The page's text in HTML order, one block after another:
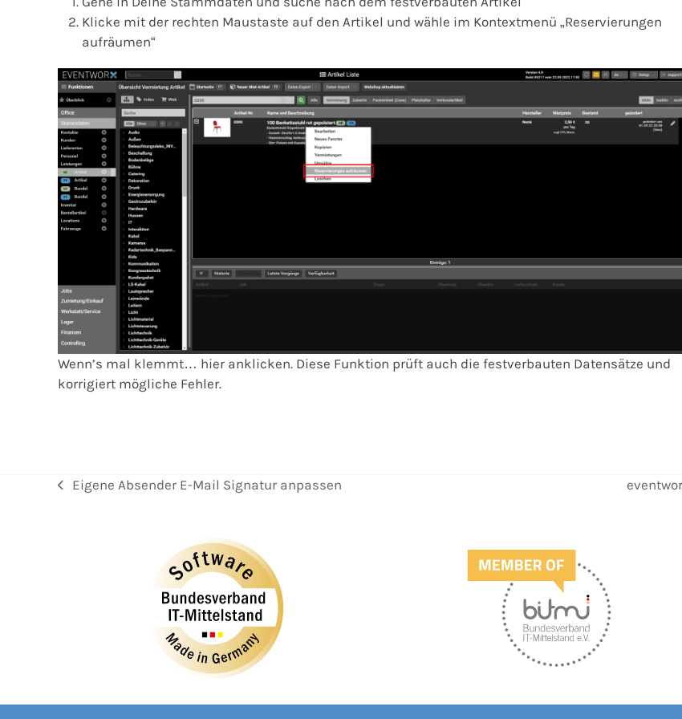
Klicke mit der rechten Maustaste auf den Artikel und wähle im Kontextmenü „Reservierungen
aufräumen“
Wenn’s mal klemmt… hier anklicken. Diese Funktion prüft auch die festverbauten Datensätze und
korrigiert mögliche Fehler.
vorheriger
Eigene Absender E-Mail Signatur anpassen
Nächster